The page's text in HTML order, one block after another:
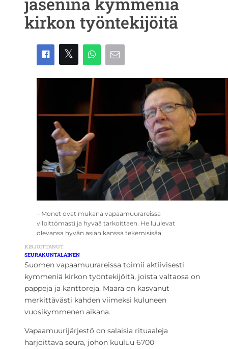
kirkon työntekijöitä
– Monet ovat mukana vapaamuurareissa
vilpittömästi ja hyvää tarkoittaen. He luulevat
olevansa hyvän asian kanssa tekemisisää
KIRJOITTANUT
SEURAKUNTALAINEN
Suomen vapaamuurareissa toimii aktiivisesti
kymmeniä kirkon työntekijöitä, joista valtaosa on
pappeja ja kanttoreja. Määrä on kasvanut
merkittävästi kahden viimeksi kuluneen
vuosikymmenen aikana.
Vapaamuurijärjestö on salaisia rituaaleja
harjoittava seura, johon kuuluu 6700